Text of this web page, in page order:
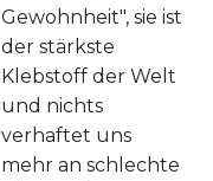
Gewohnheit", sie ist
der stärkste
Klebstoff der Welt
und nichts
verhaftet uns
mehr an schlechte